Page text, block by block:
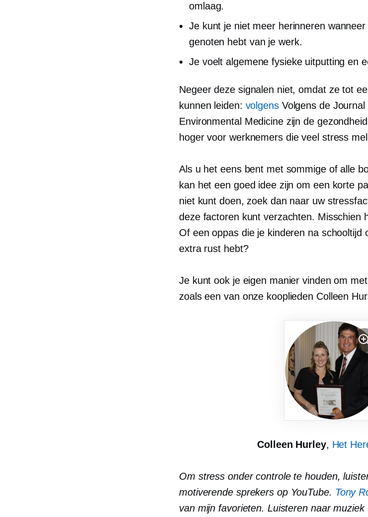
omlaag.
Je kunt je niet meer herinneren
genoten hebt van je werk.
Je voelt algemene fysieke uitputting en
Negeer deze signalen niet, omdat ze tot
kunnen leiden: volgensVolgens de Journal
Environmental Medicine zijn de
hoger voor werknemers die veel stress
Als u het eens bent met sommige of alle
kan het een goed idee zijn om een ​​korte
niet kunt doen, zoek dan naar uw
deze factoren kunt verzachten. Misschien
Of een oppas die je kinderen na schooltijd
extra rust hebt?
Je kunt ook je eigen manier vinden om
zoals een van onze kooplieden Colleen
Colleen Hurley, Het
Om stress onder controle te houden,
motiverende sprekers op YouTube. Tony
van mijn favorieten. Luisteren naar